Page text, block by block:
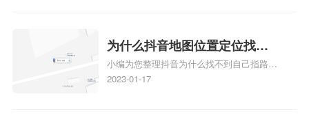
相关地图标注知识，详情可查看下方正文！
为什么抖音地图位置定位找不
到了？抖音为什么找不到当前
定位了？
小编为您整理抖音为什么找不到自己指路人
地图标注服务中心铺的位置、地图位置更新
2023-01-17